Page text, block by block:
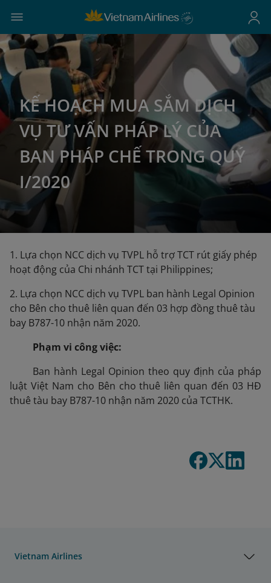
KẾ HOẠCH MUA SẮM DỊCH
VỤ TƯ VẤN PHÁP LÝ CỦA
BAN PHÁP CHẾ TRONG QUÝ
I/2020
1. Lựa chọn NCC dịch vụ TVPL hỗ trợ TCT rút giấy phép
hoạt động của Chi nhánh TCT tại Philippines;
2. Lựa chọn NCC dịch vụ TVPL ban hành Legal Opinion
cho Bên cho thuê liên quan đến 03 hợp đồng thuê tàu
bay B787-10 nhận năm 2020.
Phạm vi công việc:
Ban hành Legal Opinion theo quy định của pháp
luật Việt Nam cho Bên cho thuê liên quan đến 03 HĐ
thuê tàu bay B787-10 nhận năm 2020 của TCTHK.
Vietnam Airlines